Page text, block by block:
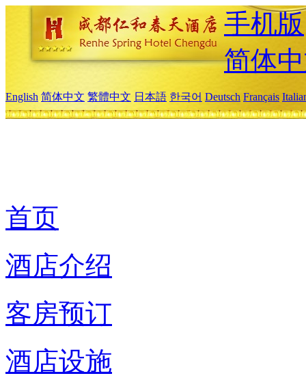
手机版
简体
English 简体中文 繁體中文 日本語 한국어 Deutsch Français
首页
酒店介绍
客房预订
酒店设施